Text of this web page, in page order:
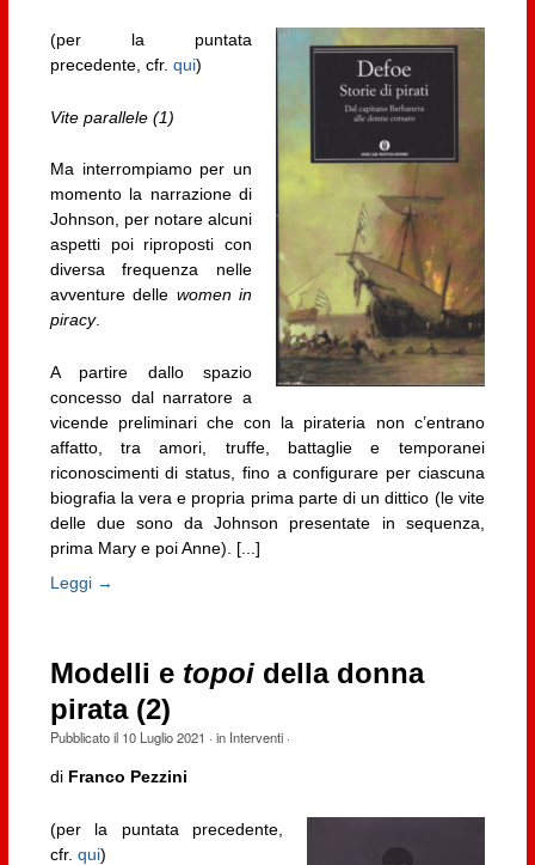
(per la puntata
precedente, cfr. qui)
Vite parallele (1)
Ma interrompiamo per un
momento la narrazione di
Johnson, per notare alcuni
aspetti poi riproposti con
diversa frequenza nelle
avventure delle women in
piracy.
A partire dallo spazio
concesso dal narratore a
vicende preliminari che con la pirateria non c’entrano
affatto, tra amori, truffe, battaglie e temporanei
riconoscimenti di status, fino a configurare per ciascuna
biografia la vera e propria prima parte di un dittico (le vite
delle due sono da Johnson presentate in sequenza,
prima Mary e poi Anne). [...]
Leggi →
Modelli e topoidella donna
pirata (2)
Pubblicato il 10 Luglio 2021 · in Interventi·
di Franco Pezzini
(per la puntata precedente,
cfr. qui)